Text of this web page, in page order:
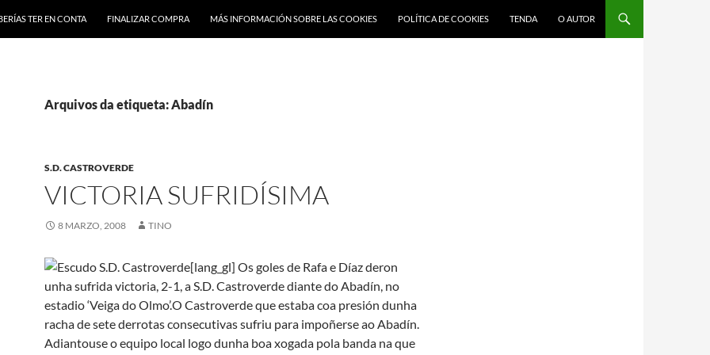
TER EN CONTA FINALIZAR COMPRA MÁS INFORMACIÓN SOBRE LAS COOKIES POLÍTICA DE COOKIES TENDA O AUTOR
Arquivos da etiqueta: Abadín
S.D. CASTROVERDE
VICTORIA SUFRIDÍSIMA
8 MARZO, 2008 TINO
[lang_gl] Os goles de Rafa e Díaz deron
unha sufrida victoria, 2-1, a S.D. Castroverde diante do Abadín, no
estadio ‘Veiga do Olmo’.O Castroverde que estaba coa presión dunha
racha de sete derrotas consecutivas sufriu para impoñerse ao Abadín.
Adiantouse o equipo local logo dunha boa xogada pola banda na que